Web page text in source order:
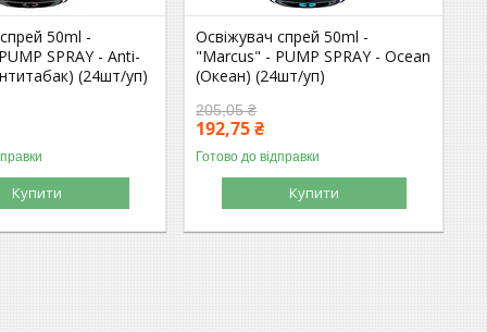
50ml -
SPRAY - Anti-
(24шт/уп)
Купити
Освіжувач спрей 50ml -
"Marcus" - PUMP SPRAY - Ocean
(Океан) (24шт/уп)
205,05 ₴
192,75 ₴
Готово до відправки
Купити